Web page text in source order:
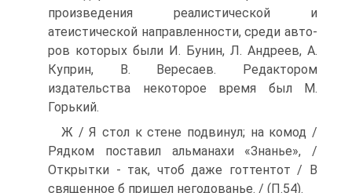
произведения реалистической и
атеистической направленности, среди авто­
ров которых были И. Бунин, Л. Андреев, А.
Куприн, В. Вересаев. Редактором
издательства некоторое время был М.
Горький.
Ж / Я стол к стене подвинул; на комод /
Рядком поставил альманахи «Знанье», /
Открытки - так, чтоб даже готтентот / В
священное б пришел негодованье. / (П.54).